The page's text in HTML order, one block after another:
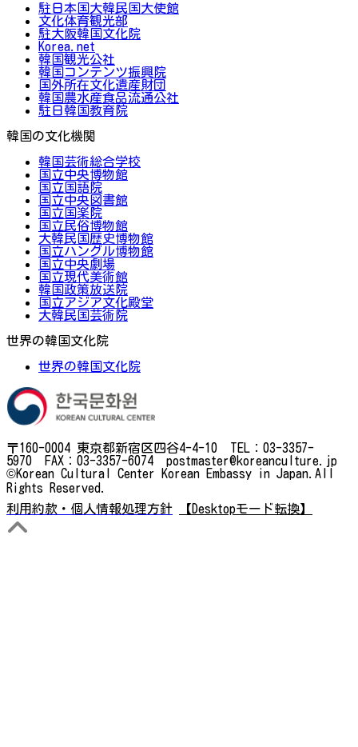
駐日本国大韓民国大使館
文化体育観光部
駐大阪韓国文化院
Korea.net
韓国観光公社
韓国コンテンツ振興院
国外所在文化遺産財団
韓国農水産食品流通公社
駐日韓国教育院
韓国の文化機関
韓国芸術総合学校
国立中央博物館
国立国語院
国立中央図書館
国立国楽院
国立民俗博物館
大韓民国歴史博物館
国立ハングル博物館
国立中央劇場
国立現代美術館
韓国政策放送院
国立アジア文化殿堂
大韓民国芸術院
世界の韓国文化院
世界の韓国文化院
〒160-0004 東京都新宿区四谷4-4-10 TEL：03-3357-
5970 FAX：03-3357-6074 postmaster@koreanculture.jp
©Korean Cultural Center Korean Embassy in Japan.All
Rights Reserved.
利用約款・個人情報処理方針
【Desktopモード転換】